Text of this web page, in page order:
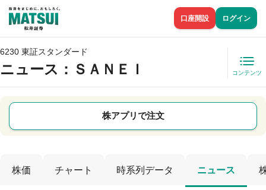
口座開設 ログイン
6230 東証スタンダード
ニュース ：ＳＡＮＥＩ コンテンツ
株アプリで注文
株価 チャート 時系列データ ニュース